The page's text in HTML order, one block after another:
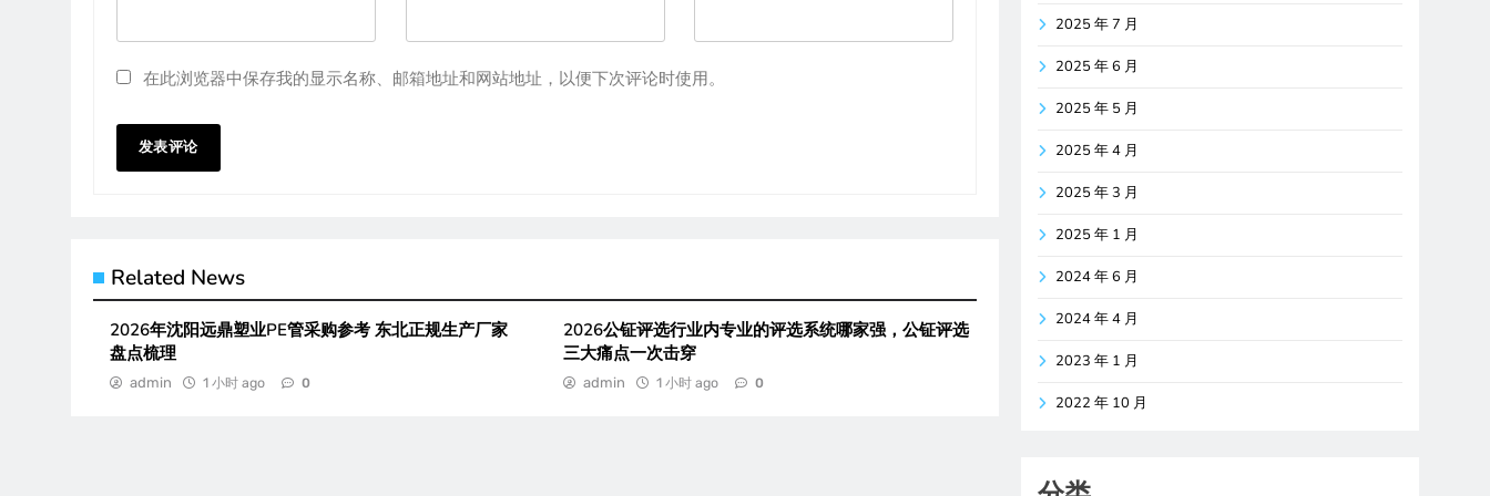
在此浏览器中保存我的显示名称、邮箱地址和网站地址，以便下次评论时使用。
Related News
2026年沈阳远鼎塑业PE管采购参考 东北正规生产厂家
盘点梳理
admin 1 小时 ago 0
2026公钲评选行业内专业的评选系统哪家强，公钲评选
三大痛点一次击穿
admin 1 小时 ago 0
2025 年 7 月
2025 年 6 月
2025 年 5 月
2025 年 4 月
2025 年 3 月
2025 年 1 月
2024 年 6 月
2024 年 4 月
2023 年 1 月
2022 年 10 月